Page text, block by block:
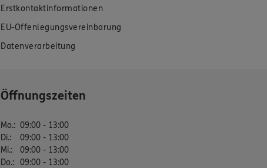
Erstkontaktinformationen
EU-Offenlegungsvereinbarung
Datenverarbeitung
Öffnungszeiten
Mo.: 09:00 - 13:00
Di.:
09:00 - 13:00
Mi.:
09:00 - 13:00
Do.: 09:00 - 13:00